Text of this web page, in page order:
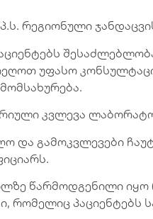
რეგიონული
უფასო
კვლევა
და გამოკვლევები
წარმოდგენილი იყო
რომელიც პაციენტებს